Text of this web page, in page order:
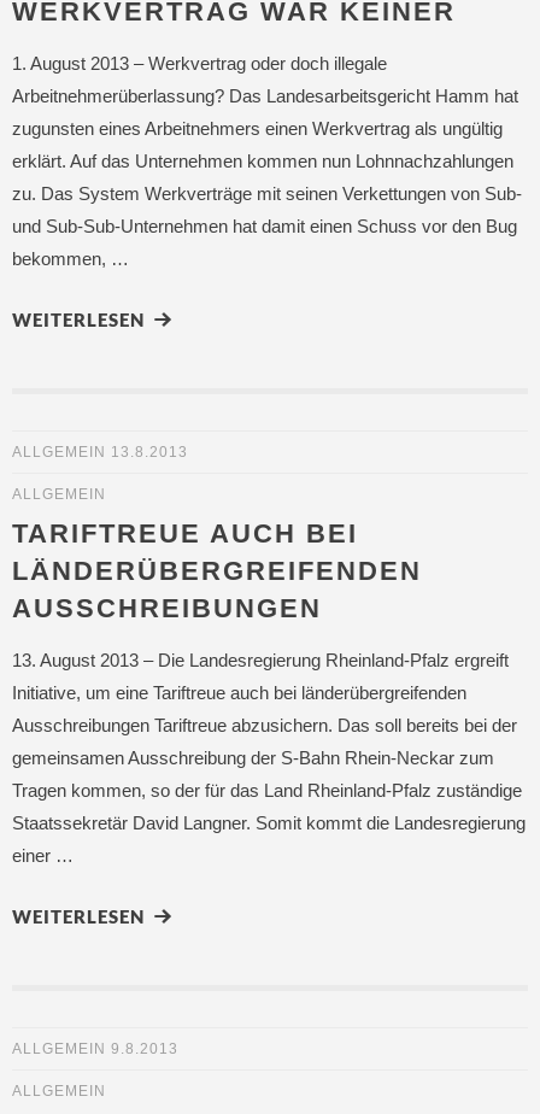
WERKVERTRAG WAR KEINER
1. August 2013 – Werkvertrag oder doch illegale
Arbeitnehmerüberlassung? Das Landesarbeitsgericht Hamm hat
zugunsten eines Arbeitnehmers einen Werkvertrag als ungültig
erklärt. Auf das Unternehmen kommen nun Lohnnachzahlungen
zu. Das System Werkverträge mit seinen Verkettungen von Sub-
und Sub-Sub-Unternehmen hat damit einen Schuss vor den Bug
bekommen, …
WEITERLESEN
ALLGEMEIN 13.8.2013
ALLGEMEIN
TARIFTREUE AUCH BEI
LÄNDERÜBERGREIFENDEN
AUSSCHREIBUNGEN
13. August 2013 – Die Landesregierung Rheinland-Pfalz ergreift
Initiative, um eine Tariftreue auch bei länderübergreifenden
Ausschreibungen Tariftreue abzusichern. Das soll bereits bei der
gemeinsamen Ausschreibung der S-Bahn Rhein-Neckar zum
Tragen kommen, so der für das Land Rheinland-Pfalz zuständige
Staatssekretär David Langner. Somit kommt die Landesregierung
einer …
WEITERLESEN
ALLGEMEIN 9.8.2013
ALLGEMEIN